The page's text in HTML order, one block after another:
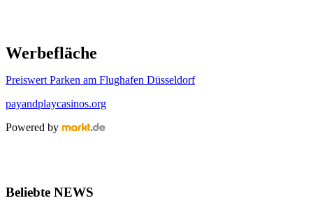
Werbefläche
Preiswert Parken am Flughafen Düsseldorf
payandplaycasinos.org
Powered by
Beliebte NEWS